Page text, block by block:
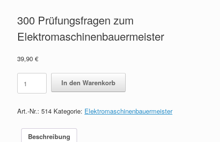
300 Prüfungsfragen zum
Elektromaschinenbauermeister
39,90 €
300
Prüfungsfragen
zum
quantity
In den Warenkorb
Art.-Nr.: 514 Kategorie: Elektromaschinenbauermeister
Beschreibung